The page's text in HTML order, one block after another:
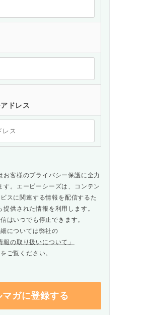
ドレス
お客様のプライバシー保護に全力
す。エーピーシーズは、コンテン
スに関連する情報を配信するた
提供された情報を利用します。
はいつでも停止できます。
については弊社の
報の取り扱いについて」
をご覧ください。